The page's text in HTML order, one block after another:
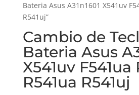
Bateria Asus A31n1601 X541uv
R541uj”
Cambio de
Bateria Asus
X541uv F541ua
R541ua R541uj